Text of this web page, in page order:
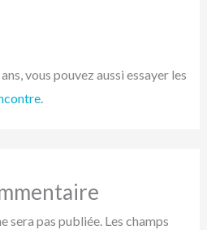
vous pouvez aussi essayer les
.
sera pas publiée. Les champs